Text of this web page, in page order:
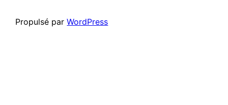
Propulsé parWordPress